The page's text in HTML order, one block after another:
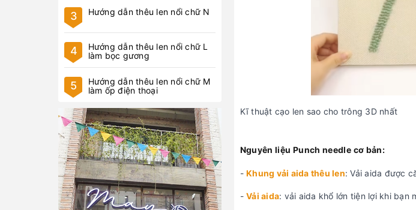
Kĩ thuật cạo len sao cho trông 3D nhất
Nguyên liệu Punch needle cơ bản:
- Khung vải aida thêu len: Vải aida được
- Vải aida: vải aida khổ lớn tiện lợi khi bạn
3 Hướng dẫn thêu len nổi chữ N
4
Hướng dẫn thêu len nổi chữ L
làm bọc gương
5
Hướng dẫn thêu len nổi chữ M
làm ốp điện thoại